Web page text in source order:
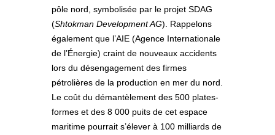
pôle nord, symbolisée par le projet SDAG
(Shtokman Development AG). Rappelons
également que l’AIE (Agence Internationale
de l’Énergie) craint de nouveaux accidents
lors du désengagement des firmes
pétrolières de la production en mer du nord.
Le coût du démantèlement des 500 plates-
formes et des 8 000 puits de cet espace
maritime pourrait s’élever à 100 milliards de